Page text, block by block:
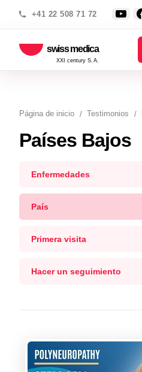
+41 22 508 71 72
swiss medica
XXI century S.A.
Página de inicio Testimonios
Países Bajos
Enfermedades
País
Primera visita
Hacer un seguimiento